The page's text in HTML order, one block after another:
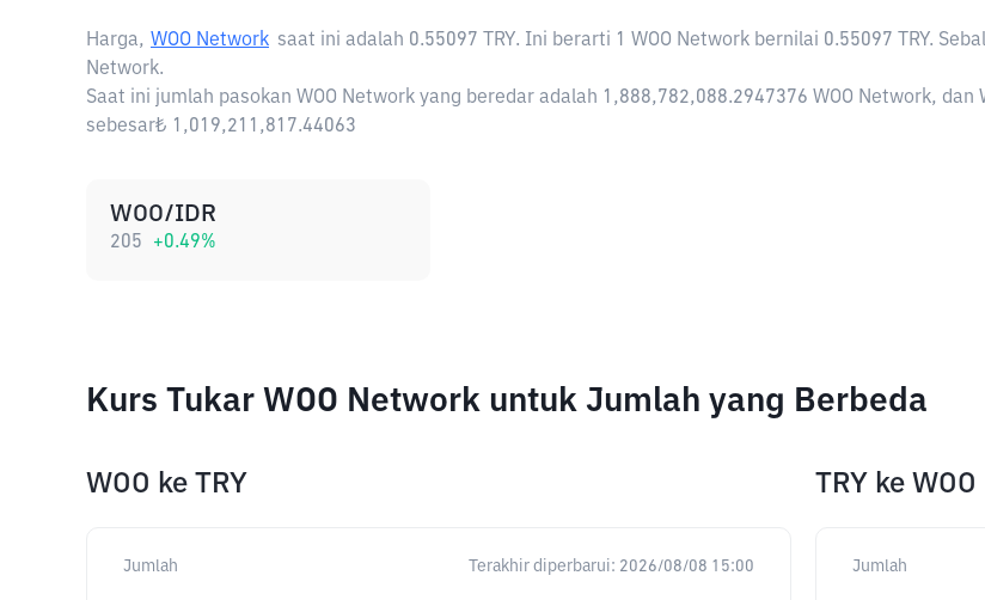
Harga, WOO Network saat ini adalah 0.55097 TRY. Ini berarti 1 WOO Network bernilai 0.55097 TRY.
Network.
Saat ini jumlah pasokan WOO Network yang beredar adalah 1,888,782,088.2947376 WOO Network,
sebesar₺ 1,019,211,817.44063
WOO/IDR
205 +0.49%
Kurs Tukar WOO Network untuk Jumlah yang Berbeda
WOO ke TRY
Jumlah Terakhir diperbarui: 2026/08/08 15:00
TRY ke WOO
Jumlah